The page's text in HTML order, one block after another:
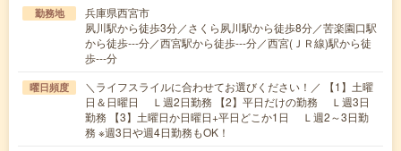
勤務地
兵庫県西宮市
夙川駅から徒歩3分／さくら夙川駅から徒歩8分／苦楽園口駅
から徒歩---分／西宮駅から徒歩---分／西宮(ＪＲ線)駅から徒
歩---分
曜日頻度
＼ライフスライルに合わせてお選びください！／ 【1】土曜
日＆日曜日 Ｌ週2日勤務 【2】平日だけの勤務 Ｌ週3日
勤務 【3】土曜日か日曜日+平日どこか1日 Ｌ週2～3日勤
務 ※週3日や週4日勤務もOK！